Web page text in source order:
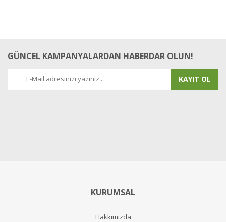
GÜNCEL KAMPANYALARDAN HABERDAR OLUN!
KAYIT OL
KURUMSAL
Hakkımızda